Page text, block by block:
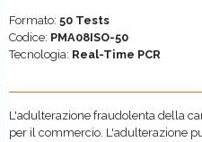
Formato:50 Tests
Codice: PMA08ISO-50
Tecnologia: Real-Time PCR
L'adulterazione fraudolenta della
per il commercio. L'adulterazione